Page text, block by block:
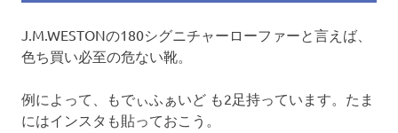
J.M.WESTONの180シグニチャーローファーと言えば、
色ち買い必至の危ない靴。
例によって、もでぃふぁいど も2足持っています。たま
にはインスタも貼っておこう。